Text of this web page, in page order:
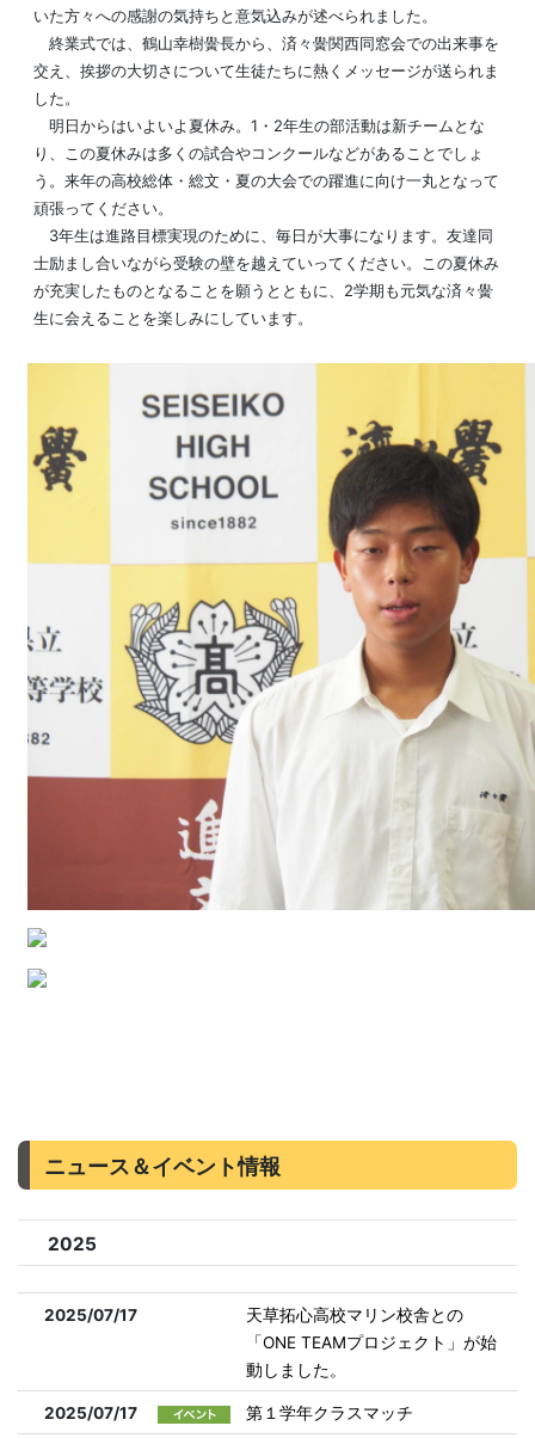
いた方々への感謝の気持ちと意気込みが述べられました。
終業式では、鶴山幸樹黌長から、済々黌関西同窓会での出来事を
交え、挨拶の大切さについて生徒たちに熱くメッセージが送られま
した。
明日からはいよいよ夏休み。1・2年生の部活動は新チームとな
り、この夏休みは多くの試合やコンクールなどがあることでしょ
う。来年の高校総体・総文・夏の大会での躍進に向け一丸となって
頑張ってください。
3年生は進路目標実現のために、毎日が大事になります。友達同
士励まし合いながら受験の壁を越えていってください。この夏休み
が充実したものとなることを願うとともに、2学期も元気な済々黌
生に会えることを楽しみにしています。
ニュース＆イベント情報
2025
2025/07/17
天草拓心高校マリン校舎との
「ONE TEAMプロジェクト」が始
動しました。
2025/07/17 第１学年クラスマッチ